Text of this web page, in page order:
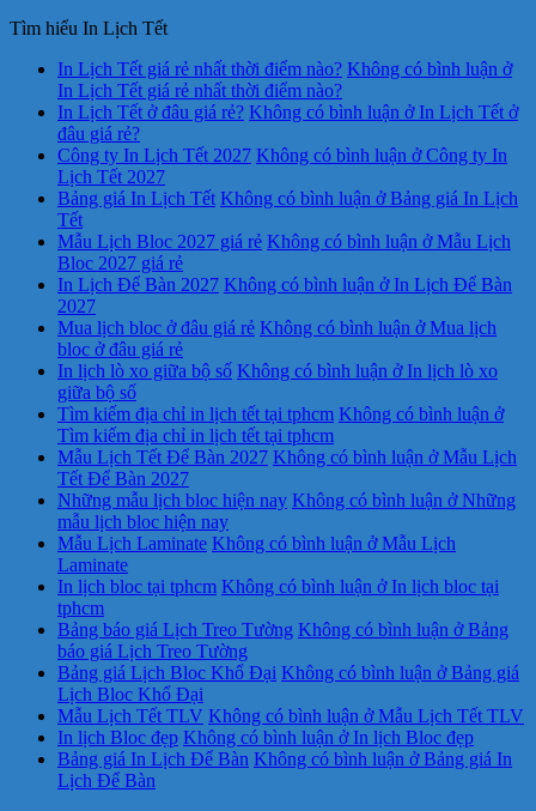
Tìm hiểu In Lịch Tết
In Lịch Tết giá rẻ nhất thời điểm nào? Không có bình luận ở
In Lịch Tết giá rẻ nhất thời điểm nào?
In Lịch Tết ở đâu giá rẻ? Không có bình luận ở In Lịch Tết ở
đâu giá rẻ?
Công ty In Lịch Tết 2027 Không có bình luận ở Công ty In
Lịch Tết 2027
Bảng giá In Lịch Tết Không có bình luận ở Bảng giá In Lịch
Tết
Mẫu Lịch Bloc 2027 giá rẻ Không có bình luận ở Mẫu Lịch
Bloc 2027 giá rẻ
In Lịch Để Bàn 2027 Không có bình luận ở In Lịch Để Bàn
2027
Mua lịch bloc ở đâu giá rẻ Không có bình luận ở Mua lịch
bloc ở đâu giá rẻ
In lịch lò xo giữa bộ số Không có bình luận ở In lịch lò xo
giữa bộ số
Tìm kiếm địa chỉ in lịch tết tại tphcm Không có bình luận ở
Tìm kiếm địa chỉ in lịch tết tại tphcm
Mẫu Lịch Tết Để Bàn 2027 Không có bình luận ở Mẫu Lịch
Tết Để Bàn 2027
Những mẫu lịch bloc hiện nay Không có bình luận ở Những
mẫu lịch bloc hiện nay
Mẫu Lịch Laminate Không có bình luận ở Mẫu Lịch
Laminate
In lịch bloc tại tphcm Không có bình luận ở In lịch bloc tại
tphcm
Bảng báo giá Lịch Treo Tường Không có bình luận ở Bảng
báo giá Lịch Treo Tường
Bảng giá Lịch Bloc Khổ Đại Không có bình luận ở Bảng giá
Lịch Bloc Khổ Đại
Mẫu Lịch Tết TLV Không có bình luận ở Mẫu Lịch Tết TLV
In lịch Bloc đẹp Không có bình luận ở In lịch Bloc đẹp
Bảng giá In Lịch Để Bàn Không có bình luận ở Bảng giá In
Lịch Để Bàn